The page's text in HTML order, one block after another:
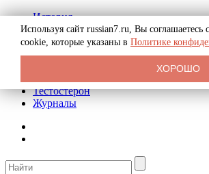
История
Биография
Криминал
Реклама на сайте
Тестостерон
Журналы
Используя сайт russian7.ru, Вы соглашаетесь
cookie, которые указаны в Политике
ХОРОШО